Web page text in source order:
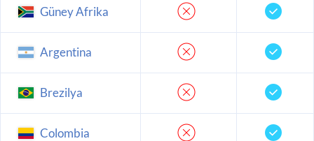
Güney Afrika
Argentina
Brezilya
Colombia